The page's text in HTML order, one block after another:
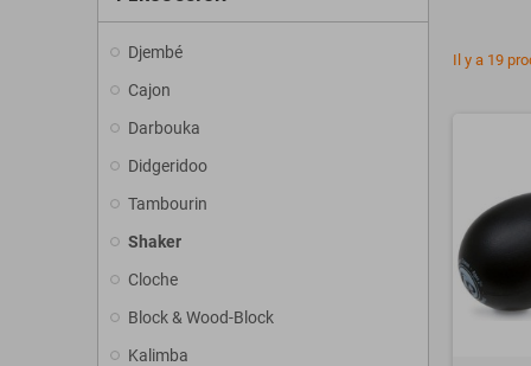
Djembé
Cajon
Darbouka
Didgeridoo
Tambourin
Shaker
Cloche
Block & Wood-Block
Kalimba
Il y a 19